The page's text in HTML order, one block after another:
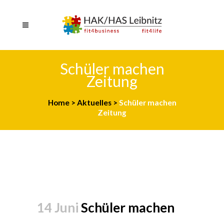
Schüler machen
Zeitung
Home> Aktuelles> Schüler machen
Zeitung
14 JuniSchüler machen